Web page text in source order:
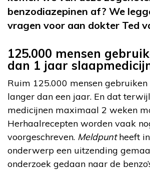
benzodiazepinen af? We
vragen voor aan dokter Ted
125.000 mensen
dan 1 jaar
Ruim 125.000 mensen
langer dan een jaar. En dat
medicijnen maximaal 2 weken
Herhaalrecepten worden vaak
voorgeschreven. Meldpuntheeft
onderwerp een uitzending
onderzoek gedaan naar de